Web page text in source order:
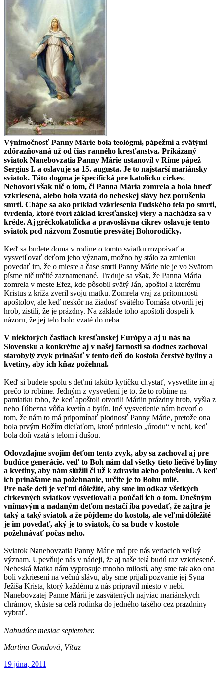
Výnimočnosť Panny Márie bola teológmi, pápežmi a svätými
zdôrazňovaná už od čias ranného kresťanstva. Prikázaný
sviatok Nanebovzatia Panny Márie ustanovil v Ríme pápež
Sergius I. a oslavuje sa 15. augusta. Je to najstarší mariánsky
sviatok. Táto dogma je špecifická pre katolícku cirkev.
Nehovorí však nič o tom, či Panna Mária zomrela a bola hneď
vzkriesená, alebo bola vzatá do nebeskej slávy bez porušenia
smrti. Chápe sa ako príklad vzkriesenia ľudského tela po smrti,
tvrdenia, ktoré tvorí základ kresťanskej viery a nachádza sa v
kréde. Aj gréckokatolícka a pravoslávna cikrev oslavuje tento
sviatok pod názvom Zosnutie presvätej Bohorodičky.
Keď sa budete doma v rodine o tomto sviatku rozprávať a
vysvetľovať deťom jeho význam, možno by stálo za zmienku
povedať im, že o mieste a čase smrti Panny Márie nie je vo Svätom
písme nič určité zaznamenané. Traduje sa však, že Panna Mária
zomrela v meste Efez, kde pôsobil svätý Ján, apoštol a ktorému
Kristus z kríža zveril svoju matku. Zomrela vraj za prítomnosti
apoštolov, ale keď neskôr na žiadosť svätého Tomáša otvorili jej
hrob, zistili, že je prázdny. Na základe toho apoštoli dospeli k
názoru, že jej telo bolo vzaté do neba.
V niektorých častiach kresťanskej Európy a aj u nás na
Slovensku a konkrétne aj v našej farnosti sa dodnes zachoval
starobylý zvyk prinášať v tento deň do kostola čerstvé byliny a
kvetiny, aby ich kňaz požehnal.
Keď si budete spolu s deťmi takúto kytičku chystať, vysvetlite im aj
prečo to robíme. Jedným z vysvetlení je to, že to robíme na
pamiatku toho, že keď apoštoli otvorili Máriin prázdny hrob, vyšla z
neho ľúbezna vôňa kvetín a bylín. Iné vysvetlenie nám hovorí o
tom, že nám to má pripomínať plodnosť Panny Márie, pretože ona
bola prvým Božím dieťaťom, ktoré prinieslo „úrodu“ v nebi, keď
bola doň vzatá s telom i dušou.
Odovzdajme svojim deťom tento zvyk, aby sa zachoval aj pre
budúce generácie, veď to Boh nám dal všetky tieto liečivé byliny
a kvetiny, aby nám slúžili či už k zdraviu alebo potešeniu. A keď
ich prinášame na požehnanie, určite je to Bohu milé.
Pre naše deti je veľmi dôležité, aby sme im odkaz všetkých
cirkevných sviatkov vysvetlovali a poúčali ich o tom. Dnešným
vnímavým a nadaným deťom nestačí iba povedať, že zajtra je
taký a taký sviatok a že pôjdeme do kostola, ale veľmi dôležité
je im povedať, aký je to sviatok, čo sa bude v kostole
požehnávať počas neho.
Sviatok Nanebovzatia Panny Márie má pre nás veriacich veľký
význam. Upevňuje nás v nádeji, že aj naše telá budú raz vzkriesené.
Nebeská Matka nám vyprosuje mnoho milostí, aby sme tak ako ona
boli vzkriesení na večnú slávu, aby sme prijali pozvanie jej Syna
Ježiša Krista, ktorý každému z nás pripravil miesto v nebi.
Nanebovzatej Panne Márii je zasvätených najviac mariánskych
chrámov, skúste sa celá rodinka do jedného takého cez prázdniny
vybrať.
Nabudúce mesiac september.
Martina Gondová, Víťaz
Publikované
19 júna, 2011